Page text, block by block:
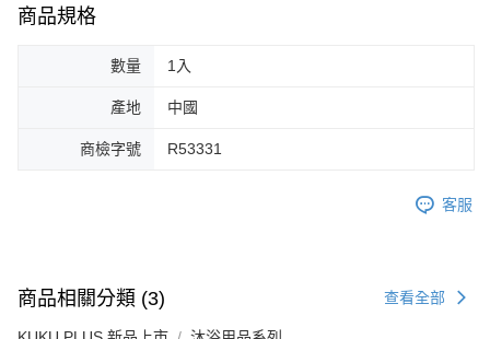
商品規格
數量 1入
產地 中國
商檢字號 R53331
客服
商品相關分類 (3) 查看全部